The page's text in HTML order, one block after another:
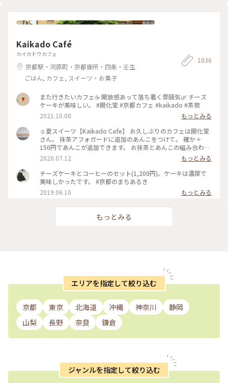
感、ひとくち食べただけで目と鼻の穴が大きくなってしまうぐ
す( ¯ ¨̯ ¯̥̥ ) 開店前から行列が出来るのも頷けます。 ことりっぷ
にも早いうちに投稿しなくちゃと思っていたお店です。
Kaikado Café
カイカドウカフェ
京都駅・河原町・京都御所・四条・壬生
ごはん, カフェ, スイーツ・お菓子
1036
また行きたいカフェ☕️ 開放感あって落ち着く雰囲気🌿 チーズ
ケーキが美味しい。 #開化堂 #京都カフェ #kaikado #茶筒
2021.10.08
もっとみる
☺︎夏スイーツ【Kaikado Cafe】 お久しぶりのカフェは開化堂
さん。 抹茶アフォガードに追加のあんこをつけて。 確か＋
150円であんこが追加できます。 お抹茶とあんこの組み合わせ
は大好きなので迷わず追加…♪ちなみにあんこは、大好きな中
村製餡所さんのもの。きっと最中の皮も。以前 #中村製餡所 さ
んご紹介していますので良かったら☺︎ そして暑いので、水出
し茶をチョイス。 振って自分の好きな濃さにして頂きます。
お茶はおかわりも頂けるんですよ◎ ☺︎ 現在は、満席だとテイ
クアウトのみになるそうです。席の予約はできませんが、電話
堂カフェ #開化堂 #カフェ #京都 1人暮らしから夫婦2人暮らし
になり、ばたばたと毎日を過ごしています。なかなか投稿が追
2020.07.12
もっとみる
チーズケーキとコーヒーのセット(1,200円)。ケーキは濃厚で
美味しかったです。 #京都のまちあるき
2019.06.10
もっとみる
もっとみる
エリアを指定して絞り込む
京都 東京 北海道 沖縄 神奈川
静岡
山梨
長野 奈良 鎌倉
ジャンルを指定して絞り込む